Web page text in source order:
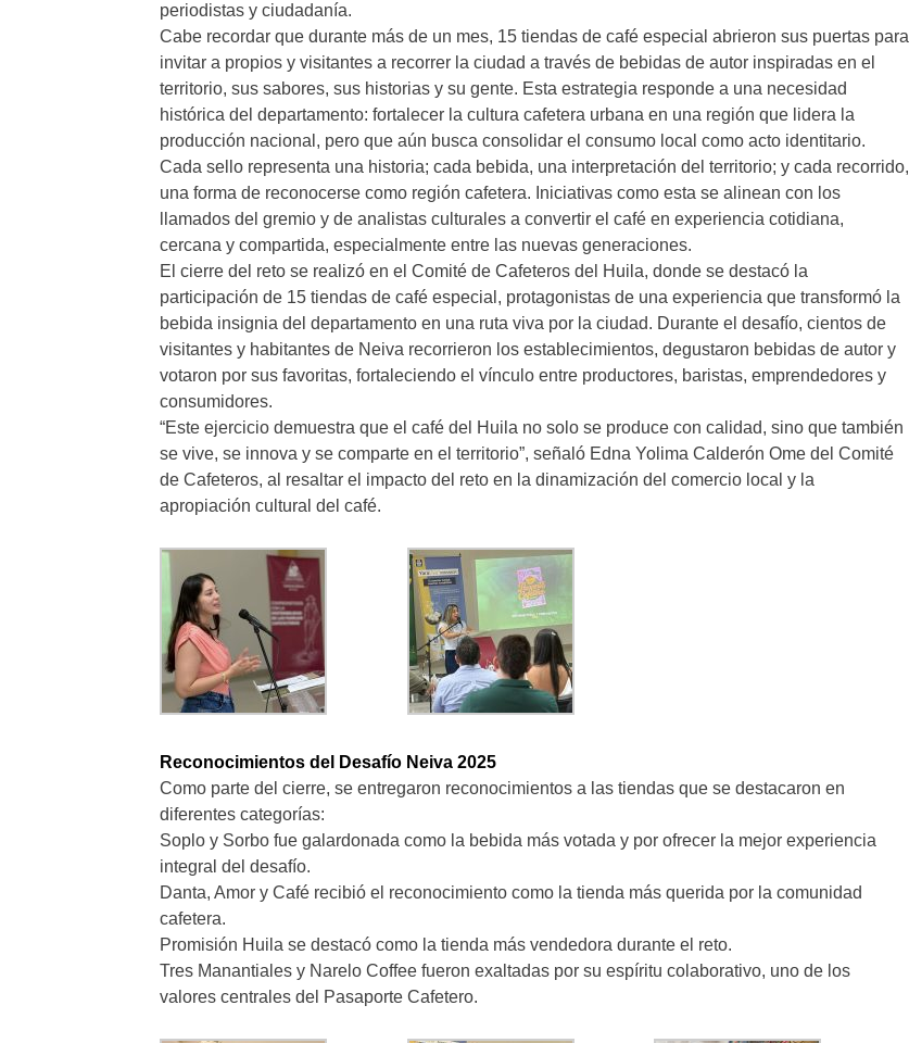
periodistas y ciudadanía.
Cabe recordar que durante más de un mes, 15 tiendas de café especial abrieron sus puertas para
invitar a propios y visitantes a recorrer la ciudad a través de bebidas de autor inspiradas en el
territorio, sus sabores, sus historias y su gente. Esta estrategia responde a una necesidad
histórica del departamento: fortalecer la cultura cafetera urbana en una región que lidera la
producción nacional, pero que aún busca consolidar el consumo local como acto identitario.
Cada sello representa una historia; cada bebida, una interpretación del territorio; y cada recorrido,
una forma de reconocerse como región cafetera. Iniciativas como esta se alinean con los
llamados del gremio y de analistas culturales a convertir el café en experiencia cotidiana,
cercana y compartida, especialmente entre las nuevas generaciones.
El cierre del reto se realizó en el Comité de Cafeteros del Huila, donde se destacó la
participación de 15 tiendas de café especial, protagonistas de una experiencia que transformó la
bebida insignia del departamento en una ruta viva por la ciudad. Durante el desafío, cientos de
visitantes y habitantes de Neiva recorrieron los establecimientos, degustaron bebidas de autor y
votaron por sus favoritas, fortaleciendo el vínculo entre productores, baristas, emprendedores y
consumidores.
“Este ejercicio demuestra que el café del Huila no solo se produce con calidad, sino que también
se vive, se innova y se comparte en el territorio”, señaló Edna Yolima Calderón Ome del Comité
de Cafeteros, al resaltar el impacto del reto en la dinamización del comercio local y la
apropiación cultural del café.
Reconocimientos del Desafío Neiva 2025
Como parte del cierre, se entregaron reconocimientos a las tiendas que se destacaron en
diferentes categorías:
Soplo y Sorbo fue galardonada como la bebida más votada y por ofrecer la mejor experiencia
integral del desafío.
Danta, Amor y Café recibió el reconocimiento como la tienda más querida por la comunidad
cafetera.
Promisión Huila se destacó como la tienda más vendedora durante el reto.
Tres Manantiales y Narelo Coffee fueron exaltadas por su espíritu colaborativo, uno de los
valores centrales del Pasaporte Cafetero.